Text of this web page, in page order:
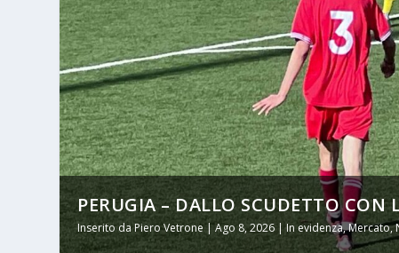
PERUGIA – DALLO SCUDETTO CON
Inserito daPiero Vetrone|Ago 8, 2026 |In evidenza,Mercato,